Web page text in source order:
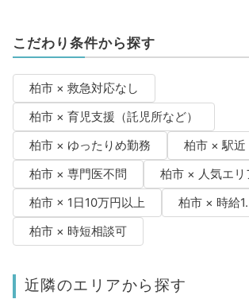
こだわり条件から探す
柏市 × 救急対応なし
柏市 × 育児支援（託児所など）
柏市 × ゆったりめ勤務
柏市 × 駅近
柏市 × 専門医不問
柏市 × 人気エリ
柏市 × 1日10万円以上
柏市 × 時給
柏市 × 時短相談可
近隣のエリアから探す